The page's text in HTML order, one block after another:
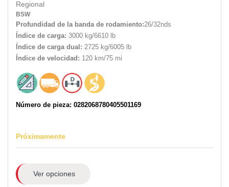
Regional
BSW
Profundidad de la banda de rodamiento:26/32nds
Índice de carga: 3000 kg/6610 lb
Índice de carga dual: 2725 kg/6005 lb
Índice de velocidad: 120 km/75 mi
Número de pieza: 0282068780405501169
Próximamente
Ver opciones